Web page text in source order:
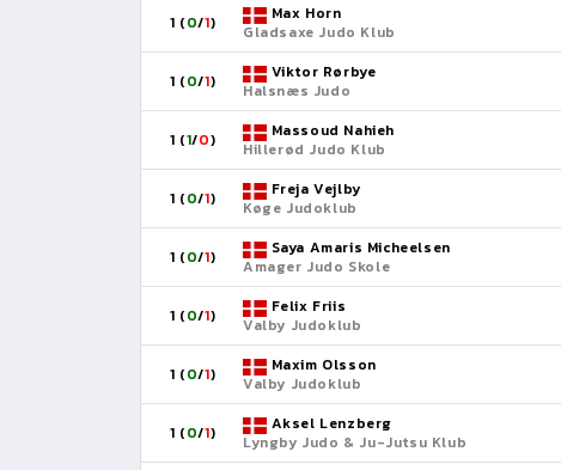
1 (0/1)
Max Horn
Gladsaxe Judo Klub
1 (0/1)
Viktor Rørbye
Halsnæs Judo
1 (1/0)
Massoud Nahieh
Hillerød Judo Klub
1 (0/1)
Freja Vejlby
Køge Judoklub
1 (0/1)
Saya Amaris Micheelsen
Amager Judo Skole
1 (0/1)
Felix Friis
Valby Judoklub
1 (0/1)
Maxim Olsson
Valby Judoklub
1 (0/1)
Aksel Lenzberg
Lyngby Judo & Ju-Jutsu Klub